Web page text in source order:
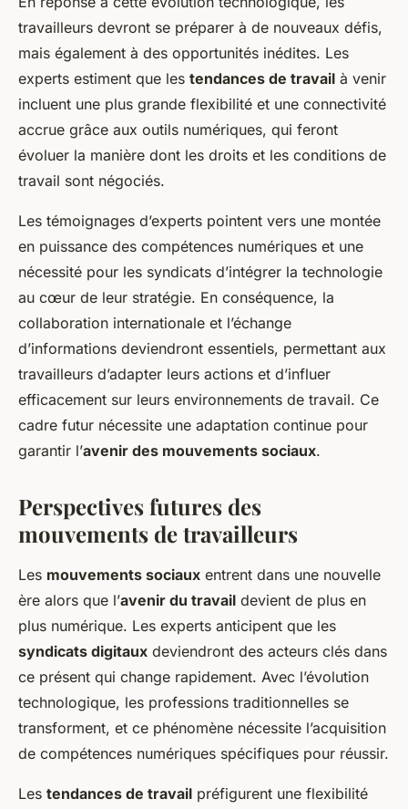
travailleurs devront se préparer à de nouveaux défis,
mais également à des opportunités inédites. Les
experts estiment que les tendances de travail à venir
incluent une plus grande flexibilité et une connectivité
accrue grâce aux outils numériques, qui feront
évoluer la manière dont les droits et les conditions de
travail sont négociés.
Les témoignages d’experts pointent vers une montée
en puissance des compétences numériques et une
nécessité pour les syndicats d’intégrer la technologie
au cœur de leur stratégie. En conséquence, la
collaboration internationale et l’échange
d’informations deviendront essentiels, permettant aux
travailleurs d’adapter leurs actions et d’influer
efficacement sur leurs environnements de travail. Ce
cadre futur nécessite une adaptation continue pour
garantir l’avenir des mouvements sociaux.
Perspectives futures des
mouvements de travailleurs
Les mouvements sociaux entrent dans une nouvelle
ère alors que l’avenir du travail devient de plus en
plus numérique. Les experts anticipent que les
syndicats digitaux deviendront des acteurs clés dans
ce présent qui change rapidement. Avec l’évolution
technologique, les professions traditionnelles se
transforment, et ce phénomène nécessite l’acquisition
de compétences numériques spécifiques pour réussir.
Les tendances de travail préfigurent une flexibilité